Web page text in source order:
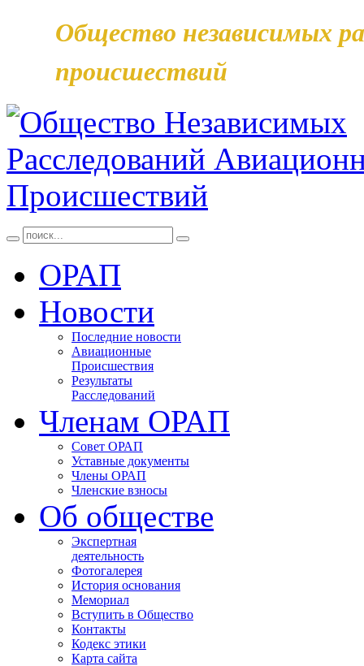
Общество независимых
происшествий
ОРАП
Новости
Последние новости
Авиационные
Происшествия
Результаты
Расследований
Членам ОРАП
Совет ОРАП
Уставные документы
Члены ОРАП
Членские взносы
Об обществе
Экспертная
деятельность
Фотогалерея
История основания
Мемориал
Вступить в Общество
Контакты
Кодекс этики
Карта сайта